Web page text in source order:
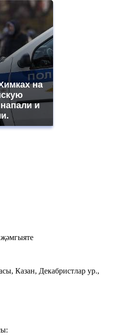
на
и
Казан, Декабристлар ур.,